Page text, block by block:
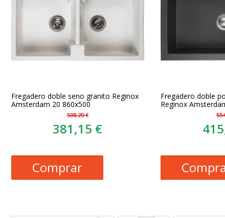
Fregadero doble seno granito Reginox
Amsterdam 20 860x500
508,20 €
381,15 €
Comprar
Fregadero doble
Reginox